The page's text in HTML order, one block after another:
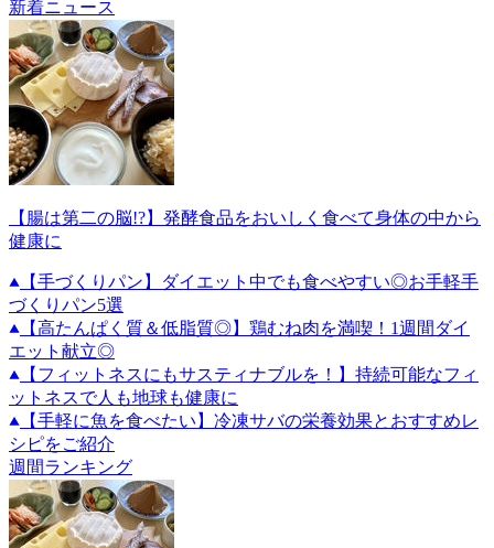
新着ニュース
【腸は第二の脳!?】発酵食品をおいしく食べて身体の中から
健康に
【手づくりパン】ダイエット中でも食べやすい◎お手軽手
づくりパン5選
【高たんぱく質＆低脂質◎】鶏むね肉を満喫！1週間ダイ
エット献立◎
【フィットネスにもサスティナブルを！】持続可能なフィ
ットネスで人も地球も健康に
【手軽に魚を食べたい】冷凍サバの栄養効果とおすすめレ
シピをご紹介
週間ランキング